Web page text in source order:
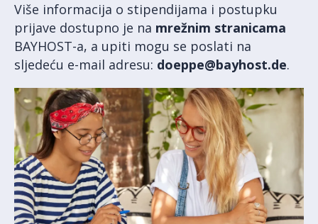
Više informacija o stipendijama i postupku
prijave dostupno je na mrežnim stranicama
BAYHOST-a, a upiti mogu se poslati na
sljedeću e-mail adresu: doeppe@bayhost.de.